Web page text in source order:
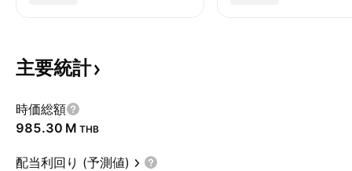
主要統計
時価総額
‪985.30 M‬ THB
配当利回り (予測値)